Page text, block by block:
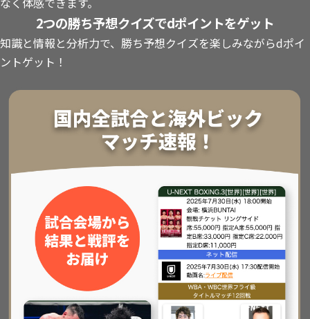
2つの勝ち予想クイズでdポイントをゲット
知識と情報と分析力で、勝ち予想クイズを楽しみながらdポイ
ントゲット！